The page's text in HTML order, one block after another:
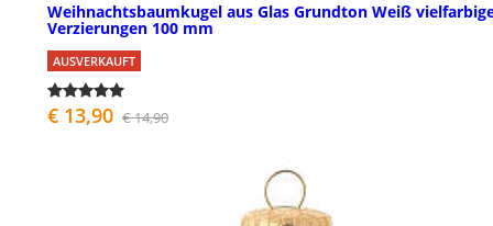
Weihnachtsbaumkugel aus Glas Grundton Weiß
Verzierungen 100 mm
AUSVERKAUFT
€ 13,90 € 14,90